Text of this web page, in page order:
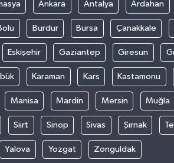
Ankara Antalya Ardahan
Burdur Bursa Çanakkale
Eskişehir Gaziantep Giresun
Karaman Kars Kastamonu
Manisa Mardin Mersin Muğla
Siirt Sinop Sivas Şırnak
Yalova Yozgat Zonguldak